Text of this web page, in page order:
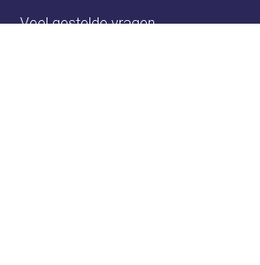
Veel gestelde vragen